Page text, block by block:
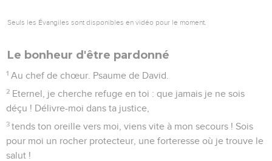
Seuls les Évangiles sont disponibles en vidéo pour le moment.
Le bonheur d'être pardonné
1 Au chef de chœur. Psaume de David.
2 Eternel, je cherche refuge en toi : que jamais je ne sois
déçu ! Délivre-moi dans ta justice,
3 tends ton oreille vers moi, viens vite à mon secours ! Sois
pour moi un rocher protecteur, une forteresse où je trouve le
salut !